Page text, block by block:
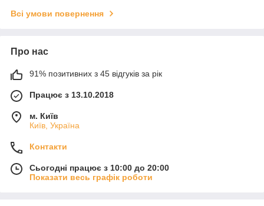
Всі умови повернення
Про нас
91% позитивних з 45 відгуків за рік
Працює з 13.10.2018
м. Київ
Київ, Україна
Контакти
Сьогодні працює з 10:00 до 20:00
Показати весь графік роботи